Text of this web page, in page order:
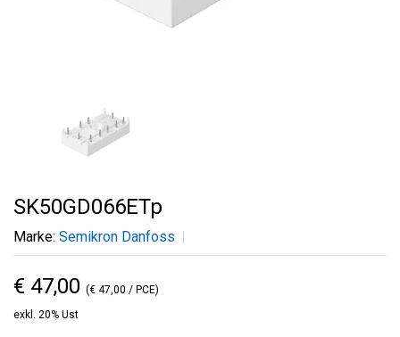
SK50GD066ETp
Marke: Semikron Danfoss
€ 47,00 (€ 47,00 / PCE)
exkl. 20% Ust